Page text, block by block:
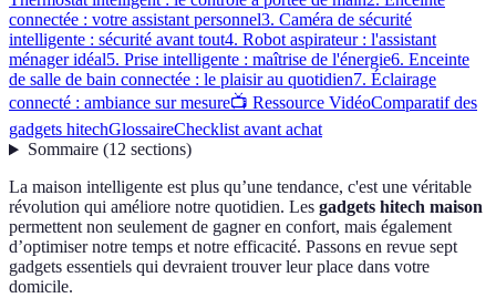
connectée : votre assistant personnel3. Caméra de sécurité
intelligente : sécurité avant tout4. Robot aspirateur : l'assistant
ménager idéal5. Prise intelligente : maîtrise de l'énergie6. Enceinte
de salle de bain connectée : le plaisir au quotidien7. Éclairage
connecté : ambiance sur mesure📺 Ressource VidéoComparatif des
gadgets hitechGlossaireChecklist avant achat
Sommaire(12 sections)
La maison intelligente est plus qu’une tendance, c'est une véritable
révolution qui améliore notre quotidien. Les gadgets hitech maison
permettent non seulement de gagner en confort, mais également
d’optimiser notre temps et notre efficacité. Passons en revue sept
gadgets essentiels qui devraient trouver leur place dans votre
domicile.